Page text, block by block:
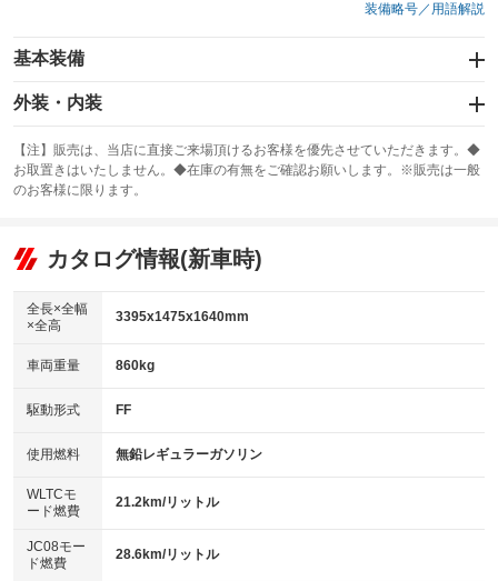
装備略号／用語解説
基本装備
エアバッグ：運転席/助手席/サイド
：装備あり
：装備なし
サンルーフ
：装備なし ABS
リフトアップ
：装備なし
：装備なし
パワーウィンドウ
アイドリングストップ
：装備あり
USB入力端子
：装備なし
100V電源
：装備なし
センターデフロック
：装備なし
電動格納ミラー
：装備あり
外装・内装
カーナビ：SDナビ
：装備あり
TV：フルセグ
：装備あり
ビジュアル：-／DVD再生
：装備あり
：装備あり
革シート
キーレス
HID(キセノンライト)
：装備なし
バックカメラ
：装備あり
エアロ
：装備なし
：装備なし
パワーシート
【注】販売は、当店に直接ご来場頂けるお客様を優先させていただきます。◆
お取置きはいたしません。◆在庫の有無をご確認お願いします。※販売は一般
のお客様に限ります。
カタログ情報(新車時)
全長×全幅
×全高
3395x1475x1640mm
車両重量 860kg
駆動形式 FF
使用燃料 無鉛レギュラーガソリン
WLTCモ
ード燃費
21.2km/リットル
JC08モー
ド燃費
28.6km/リットル